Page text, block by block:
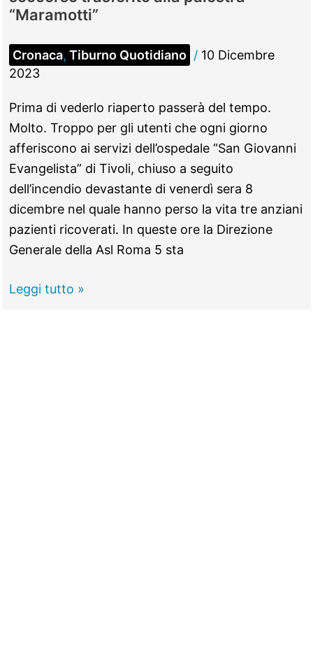
della
Asl?”
“Maramotti”
Cronaca, Tiburno Quotidiano / 10 Dicembre
2023
Prima di vederlo riaperto passerà del tempo.
Molto. Troppo per gli utenti che ogni giorno
afferiscono ai servizi dell’ospedale “San Giovanni
Evangelista” di Tivoli, chiuso a seguito
dell’incendio devastante di venerdì sera 8
dicembre nel quale hanno perso la vita tre anziani
pazienti ricoverati. In queste ore la Direzione
Generale della Asl Roma 5 sta
TIVOLI
Leggi tutto »